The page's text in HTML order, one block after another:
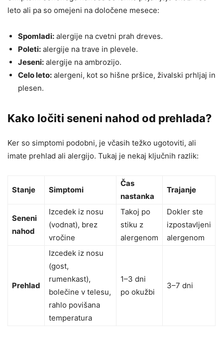
leto ali pa so omejeni na določene mesece:
Spomladi: alergije na cvetni prah dreves.
Poleti: alergije na trave in plevele.
Jeseni: alergije na ambrozijo.
Celo leto: alergeni, kot so hišne pršice, živalski prhljaj in
plesen.
Kako ločiti seneni nahod od prehlada?
Ker so simptomi podobni, je včasih težko ugotoviti, ali
imate prehlad ali alergijo. Tukaj je nekaj ključnih razlik:
Stanje Simptomi
Čas
nastanka
Trajanje
Seneni
nahod
Izcedek iz nosu
(vodnat), brez
vročine
Takoj po
stiku z
alergenom
Dokler ste
izpostavljeni
alergenom
Prehlad
Izcedek iz nosu
(gost,
rumenkast),
bolečine v telesu,
rahlo povišana
temperatura
1–3 dni
po okužbi
3–7 dni